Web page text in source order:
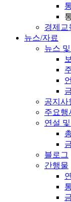
경제교
뉴스/자료
뉴스
공지사
주요행
연설
블로그
간행물